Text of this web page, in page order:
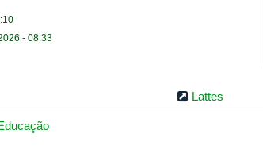
- 08:33
Lattes